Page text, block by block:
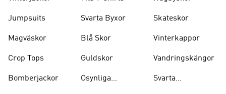
Jumpsuits
Magväskor
Crop Tops
Bomberjackor
Svarta Byxor
Blå Skor
Guldskor
Osynliga
Skateskor
Vinterkappor
Vandringskängor
Svarta